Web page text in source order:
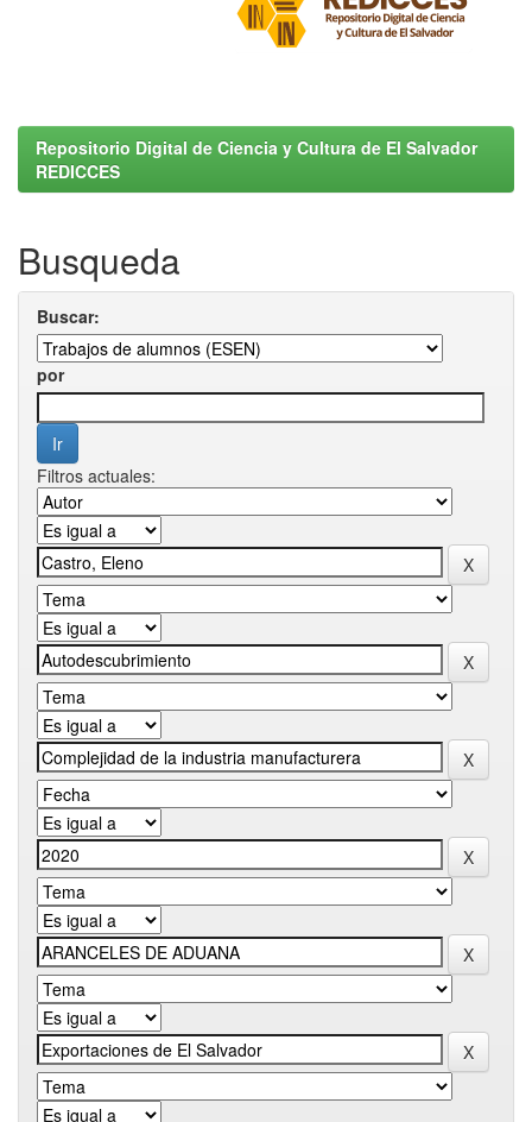
Repositorio Digital de Ciencia y Cultura de El Salvador
REDICCES
Busqueda
Buscar:
por
Filtros actuales: